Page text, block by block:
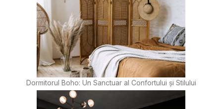
Dormitorul Boho: Un Sanctuar al Confortului și Stilului